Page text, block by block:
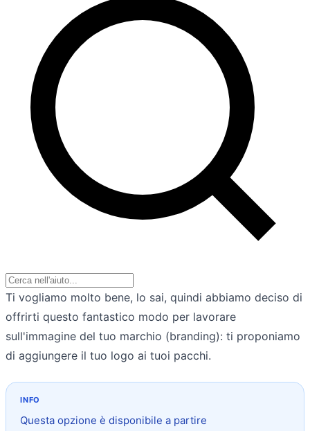
Ti vogliamo molto bene, lo sai, quindi abbiamo deciso di
offrirti questo fantastico modo per lavorare
sull'immagine del tuo marchio (branding): ti proponiamo
di aggiungere il tuo logo ai tuoi pacchi.
Questa opzione è disponibile a partire